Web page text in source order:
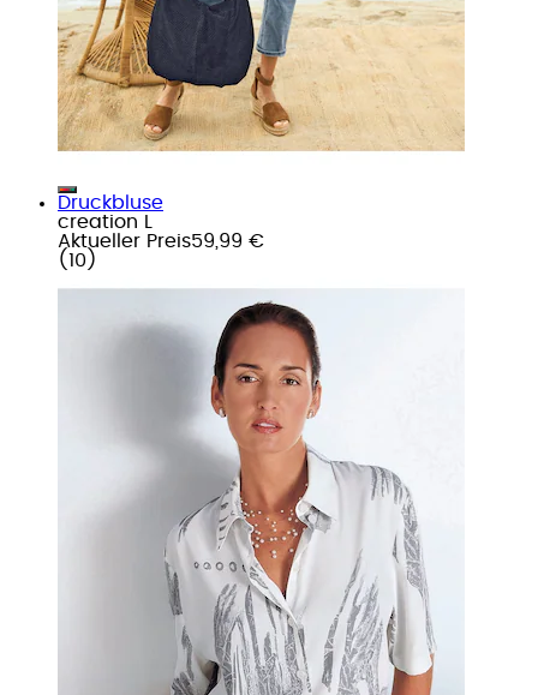
Druckbluse
creation L
Aktueller Preis59,99 €
( 10 )